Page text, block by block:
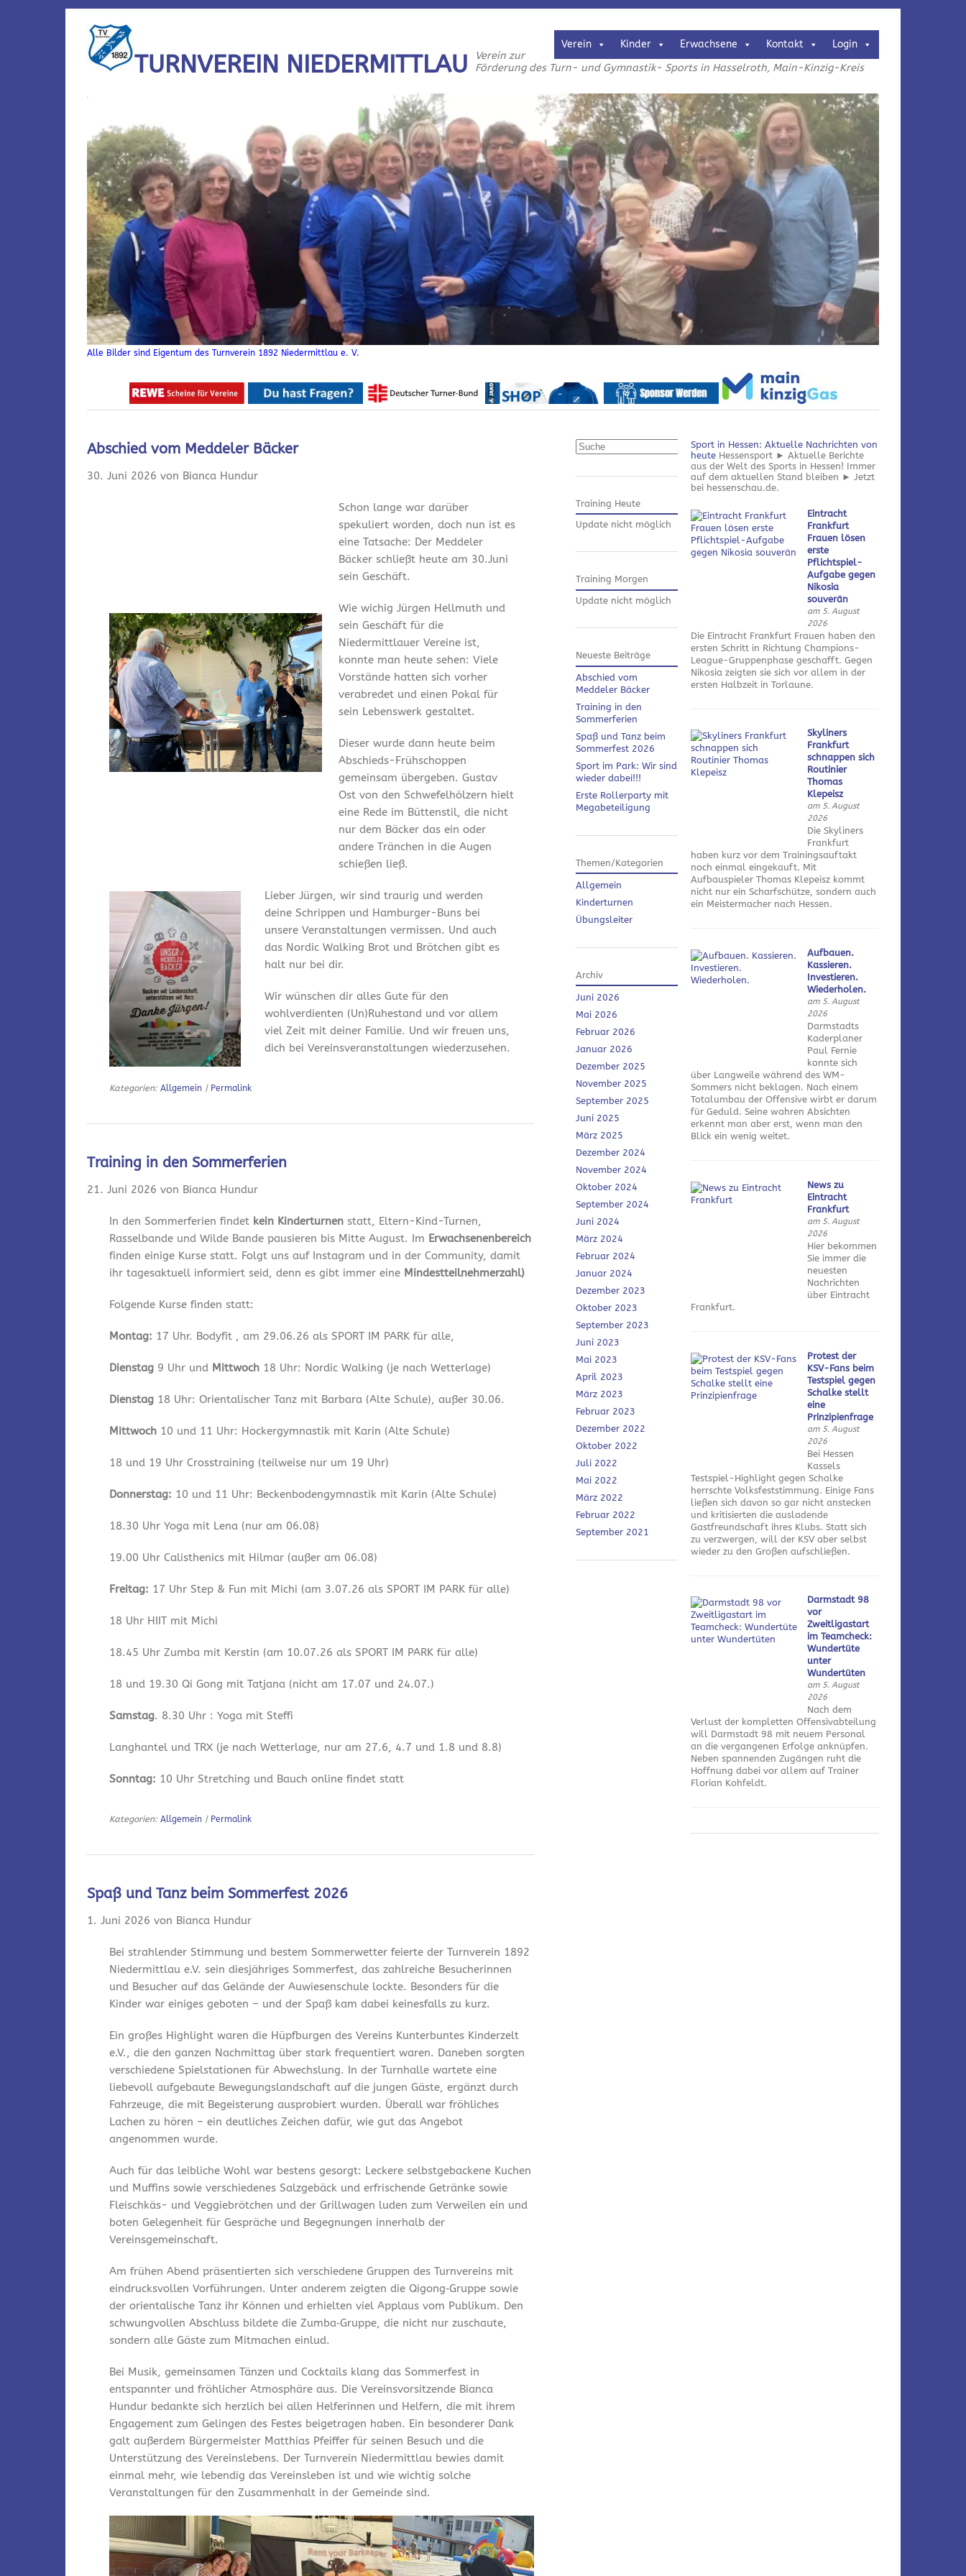
Verein Kinder Erwachsene Kontakt Login
TURNVEREIN NIEDERMITTLAU
Verein zur
Förderung des Turn- und Gymnastik- Sports in Hasselroth, Main-Kinzig-Kreis
Alle Bilder sind Eigentum des Turnverein 1892 Niedermittlau e. V.
Abschied vom Meddeler Bäcker
30. Juni 2026 von Bianca Hundur
Schon lange war darüber
spekuliert worden, doch nun ist es
eine Tatsache: Der Meddeler
Bäcker schließt heute am 30.Juni
sein Geschäft.
Wie wichig Jürgen Hellmuth und
sein Geschäft für die
Niedermittlauer Vereine ist,
konnte man heute sehen: Viele
Vorstände hatten sich vorher
verabredet und einen Pokal für
sein Lebenswerk gestaltet.
Dieser wurde dann heute beim
Abschieds-Frühschoppen
gemeinsam übergeben. Gustav
Ost von den Schwefelhölzern hielt
eine Rede im Büttenstil, die nicht
nur dem Bäcker das ein oder
andere Tränchen in die Augen
schießen ließ.
Lieber Jürgen, wir sind traurig und werden
deine Schrippen und Hamburger-Buns bei
unsere Veranstaltungen vermissen. Und auch
das Nordic Walking Brot und Brötchen gibt es
halt nur bei dir.
Wir wünschen dir alles Gute für den
wohlverdienten (Un)Ruhestand und vor allem
viel Zeit mit deiner Familie. Und wir freuen uns,
dich bei Vereinsveranstaltungen wiederzusehen.
Kategorien:Allgemein | Permalink
Training in den Sommerferien
21. Juni 2026 von Bianca Hundur
In den Sommerferien findet kein Kinderturnen statt, Eltern-Kind-Turnen,
Rasselbande und Wilde Bande pausieren bis Mitte August. Im Erwachsenenbereich
finden einige Kurse statt. Folgt uns auf Instagram und in der Community, damit
ihr tagesaktuell informiert seid, denn es gibt immer eine Mindestteilnehmerzahl)
Folgende Kurse finden statt:
Montag: 17 Uhr. Bodyfit , am 29.06.26 als SPORT IM PARK für alle,
Dienstag 9 Uhr und Mittwoch 18 Uhr: Nordic Walking (je nach Wetterlage)
Dienstag 18 Uhr: Orientalischer Tanz mit Barbara (Alte Schule), außer 30.06.
Mittwoch 10 und 11 Uhr: Hockergymnastik mit Karin (Alte Schule)
18 und 19 Uhr Crosstraining (teilweise nur um 19 Uhr)
Donnerstag: 10 und 11 Uhr: Beckenbodengymnastik mit Karin (Alte Schule)
18.30 Uhr Yoga mit Lena (nur am 06.08)
19.00 Uhr Calisthenics mit Hilmar (außer am 06.08)
Freitag: 17 Uhr Step & Fun mit Michi (am 3.07.26 als SPORT IM PARK für alle)
18 Uhr HIIT mit Michi
18.45 Uhr Zumba mit Kerstin (am 10.07.26 als SPORT IM PARK für alle)
18 und 19.30 Qi Gong mit Tatjana (nicht am 17.07 und 24.07.)
Samstag. 8.30 Uhr : Yoga mit Steffi
Langhantel und TRX (je nach Wetterlage, nur am 27.6, 4.7 und 1.8 und 8.8)
Sonntag: 10 Uhr Stretching und Bauch online findet statt
Kategorien:Allgemein | Permalink
Spaß und Tanz beim Sommerfest 2026
1. Juni 2026 von Bianca Hundur
Bei strahlender Stimmung und bestem Sommerwetter feierte der Turnverein 1892
Niedermittlau e.V. sein diesjähriges Sommerfest, das zahlreiche Besucherinnen
und Besucher auf das Gelände der Auwiesenschule lockte. Besonders für die
Kinder war einiges geboten – und der Spaß kam dabei keinesfalls zu kurz.
Ein großes Highlight waren die Hüpfburgen des Vereins Kunterbuntes Kinderzelt
e.V., die den ganzen Nachmittag über stark frequentiert waren. Daneben sorgten
verschiedene Spielstationen für Abwechslung. In der Turnhalle wartete eine
liebevoll aufgebaute Bewegungslandschaft auf die jungen Gäste, ergänzt durch
Fahrzeuge, die mit Begeisterung ausprobiert wurden. Überall war fröhliches
Lachen zu hören – ein deutliches Zeichen dafür, wie gut das Angebot
angenommen wurde.
Auch für das leibliche Wohl war bestens gesorgt: Leckere selbstgebackene Kuchen
und Muffins sowie verschiedenes Salzgebäck und erfrischende Getränke sowie
Fleischkäs- und Veggiebrötchen und der Grillwagen luden zum Verweilen ein und
boten Gelegenheit für Gespräche und Begegnungen innerhalb der
Vereinsgemeinschaft.
Am frühen Abend präsentierten sich verschiedene Gruppen des Turnvereins mit
eindrucksvollen Vorführungen. Unter anderem zeigten die Qigong‑Gruppe sowie
der orientalische Tanz ihr Können und erhielten viel Applaus vom Publikum. Den
schwungvollen Abschluss bildete die Zumba‑Gruppe, die nicht nur zuschaute,
sondern alle Gäste zum Mitmachen einlud.
Bei Musik, gemeinsamen Tänzen und Cocktails klang das Sommerfest in
entspannter und fröhlicher Atmosphäre aus. Die Vereinsvorsitzende Bianca
Hundur bedankte sich herzlich bei allen Helferinnen und Helfern, die mit ihrem
Engagement zum Gelingen des Festes beigetragen haben. Ein besonderer Dank
galt außerdem Bürgermeister Matthias Pfeiffer für seinen Besuch und die
Unterstützung des Vereinslebens. Der Turnverein Niedermittlau bewies damit
einmal mehr, wie lebendig das Vereinsleben ist und wie wichtig solche
Veranstaltungen für den Zusammenhalt in der Gemeinde sind.
Suchen
Training Heute
Update nicht möglich
Training Morgen
Update nicht möglich
Neueste Beiträge
Abschied vom
Meddeler Bäcker
Training in den
Sommerferien
Spaß und Tanz beim
Sommerfest 2026
Sport im Park: Wir sind
wieder dabei!!!
Erste Rollerparty mit
Megabeteiligung
Themen/Kategorien
Allgemein
Kinderturnen
Übungsleiter
Archiv
Juni 2026
Mai 2026
Februar 2026
Januar 2026
Dezember 2025
November 2025
September 2025
Juni 2025
März 2025
Dezember 2024
November 2024
Oktober 2024
September 2024
Juni 2024
März 2024
Februar 2024
Januar 2024
Dezember 2023
Oktober 2023
September 2023
Juni 2023
Mai 2023
April 2023
März 2023
Februar 2023
Dezember 2022
Oktober 2022
Juli 2022
Mai 2022
März 2022
Februar 2022
September 2021
Sport in Hessen: Aktuelle Nachrichten von
heute Hessensport ► Aktuelle Berichte
aus der Welt des Sports in Hessen! Immer
auf dem aktuellen Stand bleiben ► Jetzt
bei hessenschau.de.
Eintracht
Frankfurt
Frauen lösen
erste
Pflichtspiel-
Aufgabe gegen
Nikosia
souverän
am 5. August
2026
Die Eintracht Frankfurt Frauen haben den
ersten Schritt in Richtung Champions-
League-Gruppenphase geschafft. Gegen
Nikosia zeigten sie sich vor allem in der
ersten Halbzeit in Torlaune.
Skyliners
Frankfurt
schnappen sich
Routinier
Thomas
Klepeisz
am 5. August
2026
Die Skyliners
Frankfurt
haben kurz vor dem Trainingsauftakt
noch einmal eingekauft. Mit
Aufbauspieler Thomas Klepeisz kommt
nicht nur ein Scharfschütze, sondern auch
ein Meistermacher nach Hessen.
Aufbauen.
Kassieren.
Investieren.
Wiederholen.
am 5. August
2026
Darmstadts
Kaderplaner
Paul Fernie
konnte sich
über Langweile während des WM-
Sommers nicht beklagen. Nach einem
Totalumbau der Offensive wirbt er darum
für Geduld. Seine wahren Absichten
erkennt man aber erst, wenn man den
Blick ein wenig weitet.
News zu
Eintracht
Frankfurt
am 5. August
2026
Hier bekommen
Sie immer die
neuesten
Nachrichten
über Eintracht
Frankfurt.
Protest der
KSV-Fans beim
Testspiel gegen
Schalke stellt
eine
Prinzipienfrage
am 5. August
2026
Bei Hessen
Kassels
Testspiel-Highlight gegen Schalke
herrschte Volksfeststimmung. Einige Fans
ließen sich davon so gar nicht anstecken
und kritisierten die ausladende
Gastfreundschaft ihres Klubs. Statt sich
zu verzwergen, will der KSV aber selbst
wieder zu den Großen aufschließen.
Darmstadt 98
vor
Zweitligastart
im Teamcheck:
Wundertüte
unter
Wundertüten
am 5. August
2026
Nach dem
Verlust der kompletten Offensivabteilung
will Darmstadt 98 mit neuem Personal
an die vergangenen Erfolge anknüpfen.
Neben spannenden Zugängen ruht die
Hoffnung dabei vor allem auf Trainer
Florian Kohfeldt.